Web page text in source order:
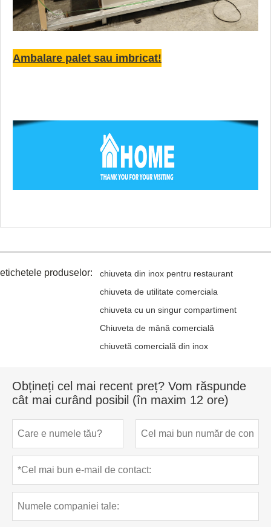
Ambalare palet sau imbricat!
etichetele produselor:
chiuveta din inox pentru restaurant
chiuveta de utilitate comerciala
chiuveta cu un singur compartiment
Chiuveta de mână comercială
chiuvetă comercială din inox
Obțineți cel mai recent preț? Vom răspunde
cât mai curând posibil (în maxim 12 ore)